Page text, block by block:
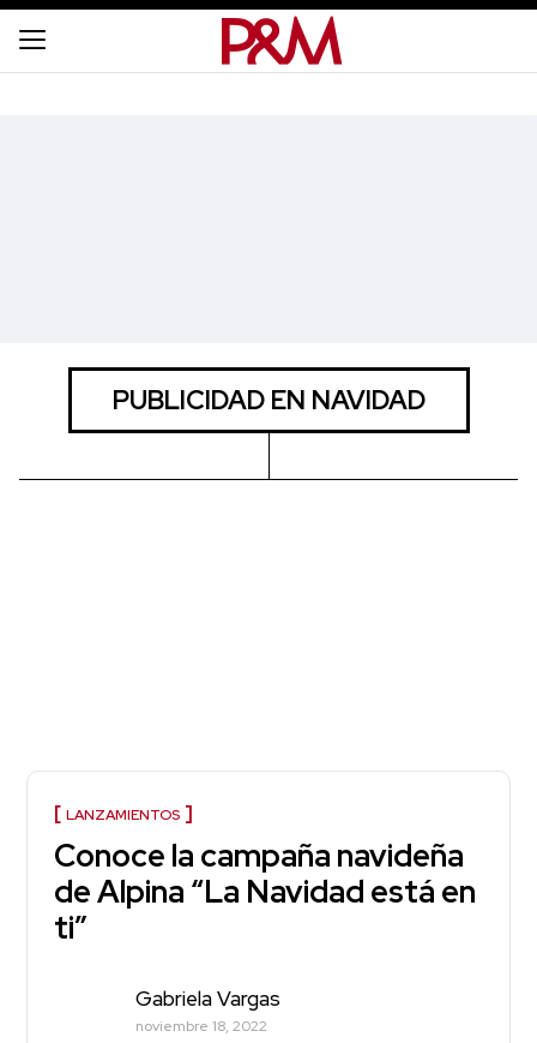
PUBLICIDAD EN NAVIDAD
LANZAMIENTOS
Conoce la campaña navideña
de Alpina “La Navidad está en
ti”
Gabriela Vargas
noviembre 18, 2022